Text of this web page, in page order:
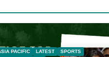
PACIFIC LATEST SPORTS